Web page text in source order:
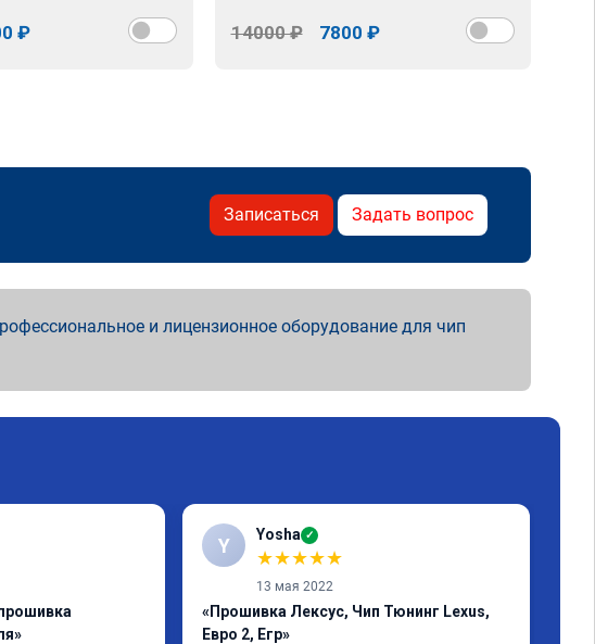
₽ 14000 ₽ 7800 ₽
Записаться Задать вопрос
и лицензионное оборудование для чип
Y Yosha ✓
★★★★★
13 мая 2022
«Прошивка Лексус, Чип Тюнинг Lexus,
Евро 2, Егр»